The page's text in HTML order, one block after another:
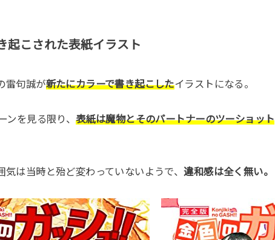
起こされた表紙イラスト
雷句誠が新たにカラーで書き起こしたイラストになる。
ンを見る限り、表紙は魔物とそのパートナーのツーショット
気は当時と殆ど変わっていないようで、違和感は全く無い。